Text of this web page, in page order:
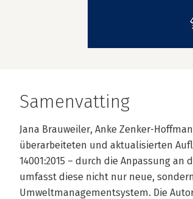
Samenvatting
Jana Brauweiler, Anke Zenker-
überarbeiteten und aktualisierten
14001:2015 – durch die Anpassung
umfasst diese nicht nur neue,
Umweltmanagementsystem. Die